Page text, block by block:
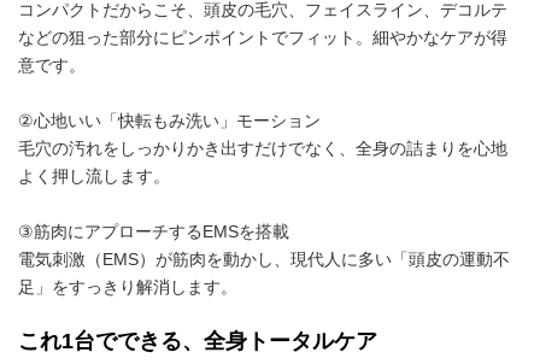
コンパクトだからこそ、頭皮の毛穴、フェイスライン、デコルテ
などの狙った部分にピンポイントでフィット。細やかなケアが得
意です。
②心地いい「快転もみ洗い」モーション
毛穴の汚れをしっかりかき出すだけでなく、全身の詰まりを心地
よく押し流します。
③筋肉にアプローチするEMSを搭載
電気刺激（EMS）が筋肉を動かし、現代人に多い「頭皮の運動不
足」をすっきり解消します。
これ1台でできる、全身トータルケア